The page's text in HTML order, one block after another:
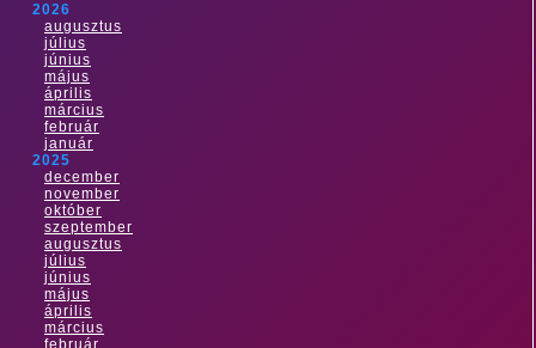
2026
augusztus
július
június
május
április
március
február
január
2025
december
november
október
szeptember
augusztus
július
június
május
április
március
február